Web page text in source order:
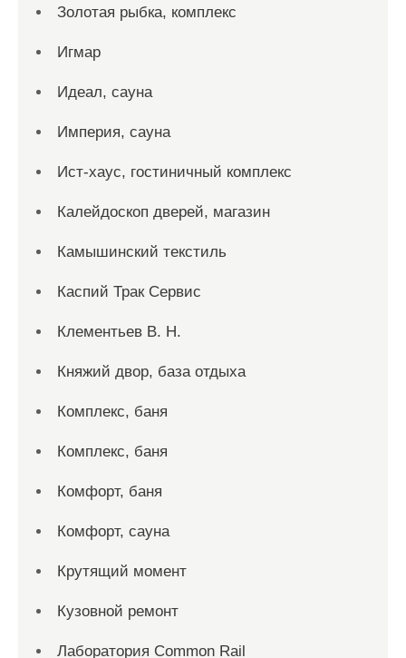
Золотая рыбка, комплекс
Игмар
Идеал, сауна
Империя, сауна
Ист-хаус, гостиничный комплекс
Калейдоскоп дверей, магазин
Камышинский текстиль
Каспий Трак Сервис
Клементьев В. Н.
Княжий двор, база отдыха
Комплекс, баня
Комплекс, баня
Комфорт, баня
Комфорт, сауна
Крутящий момент
Кузовной ремонт
Лаборатория Common Rail